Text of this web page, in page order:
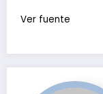
Ver fuente